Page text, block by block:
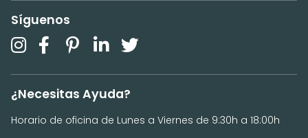
Síguenos
¿Necesitas Ayuda?
Horario de oficina de Lunes a Viernes de 9:30h a 18:00h